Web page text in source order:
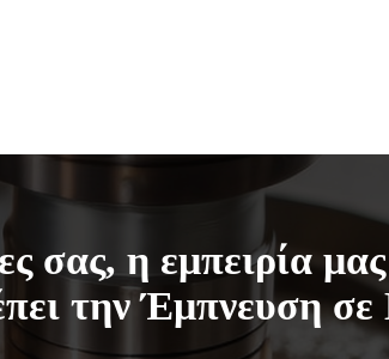
σας, η εμπειρία μας
την Έμπνευση σε